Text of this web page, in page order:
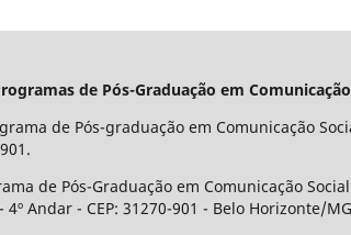
de Pós-Graduação em Comunicação
de Pós-graduação em Comunicação
de Pós-Graduação em Comunicação
Andar - CEP: 31270-901 - Belo Horizonte/MG